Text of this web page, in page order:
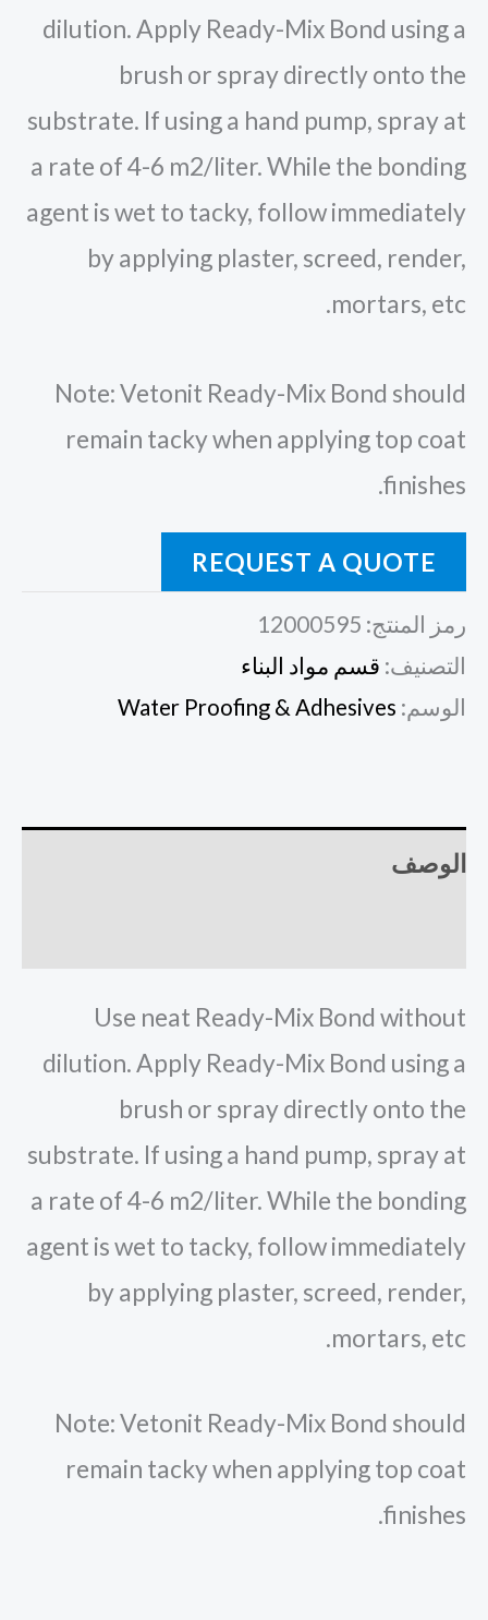
dilution. Apply Ready-Mix Bond using a
brush or spray directly onto the
substrate. If using a hand pump, spray at
a rate of 4-6 m2/liter. While the bonding
agent is wet to tacky, follow immediately
by applying plaster, screed, render,
mortars, etc.
Note: Vetonit Ready-Mix Bond should
remain tacky when applying top coat
finishes.
REQUEST A QUOTE
رمز المنتج: 12000595
التصنيف: قسم مواد البناء
الوسم: Water Proofing & Adhesives
الوصف
Use neat Ready-Mix Bond without
dilution. Apply Ready-Mix Bond using a
brush or spray directly onto the
substrate. If using a hand pump, spray at
a rate of 4-6 m2/liter. While the bonding
agent is wet to tacky, follow immediately
by applying plaster, screed, render,
mortars, etc.
Note: Vetonit Ready-Mix Bond should
remain tacky when applying top coat
finishes.